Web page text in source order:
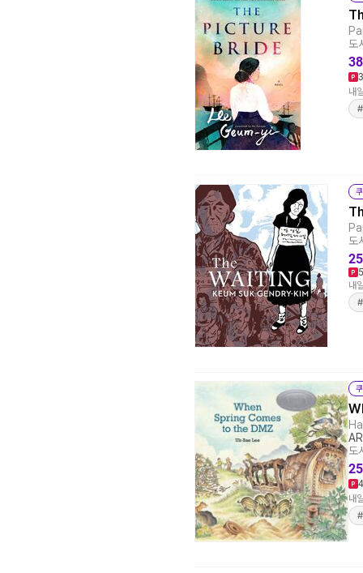
도
38
내
도
25
내
도
25
내